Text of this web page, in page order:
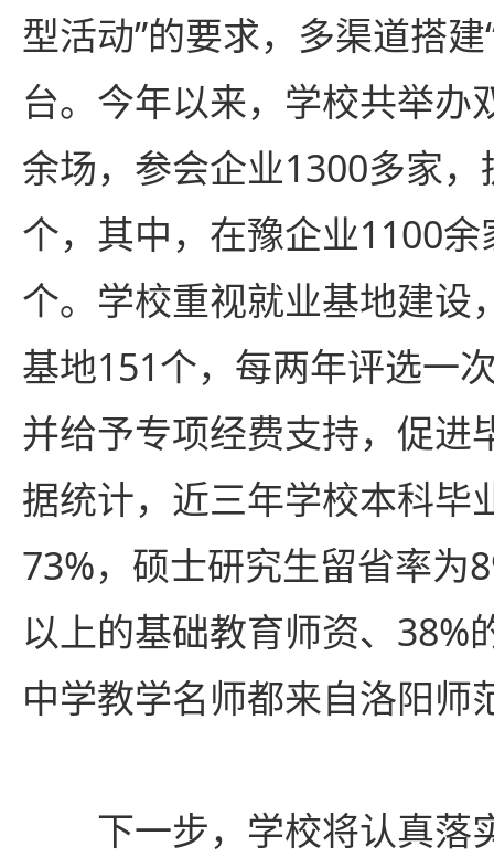
型活动”的要求，多渠道搭
台。今年以来，学校共举办
余场，参会企业1300多家
个，其中，在豫企业1100
个。学校重视就业基地建设
基地151个，每两年评选一
并给予专项经费支持，促进
据统计，近三年学校本科毕
73%，硕士研究生留省率为
以上的基础教育师资、38%
中学教学名师都来自洛阳师
下一步，学校将认真落